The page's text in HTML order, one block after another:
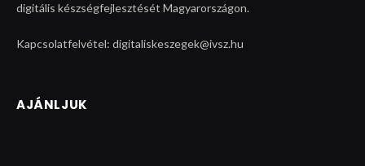
digitális készségfejlesztését Magyarországon.
Kapcsolatfelvétel: digitaliskeszegek@ivsz.hu
AJÁNLJUK